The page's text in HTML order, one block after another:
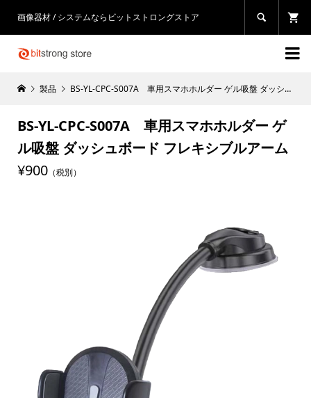
画像器材 / システムならビットストロングストア 

製品 BS-YL-CPC-S007A 車用スマホホルダー ゲル吸盤 ダッシュボード フレキシブルアーム
BS-YL-CPC-S007A 車用スマホホルダー ゲ
ル吸盤 ダッシュボード フレキシブルアーム
¥900（税別）